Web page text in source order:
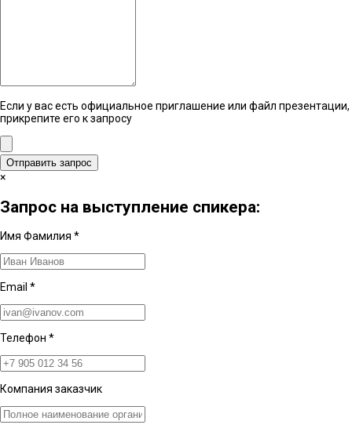
Если у вас есть официальное приглашение или файл презентации,
прикрепите его к запросу
Отправить запрос
×
Запрос на выступление спикера:
Имя Фамилия *
Email *
Телефон *
Компания заказчик